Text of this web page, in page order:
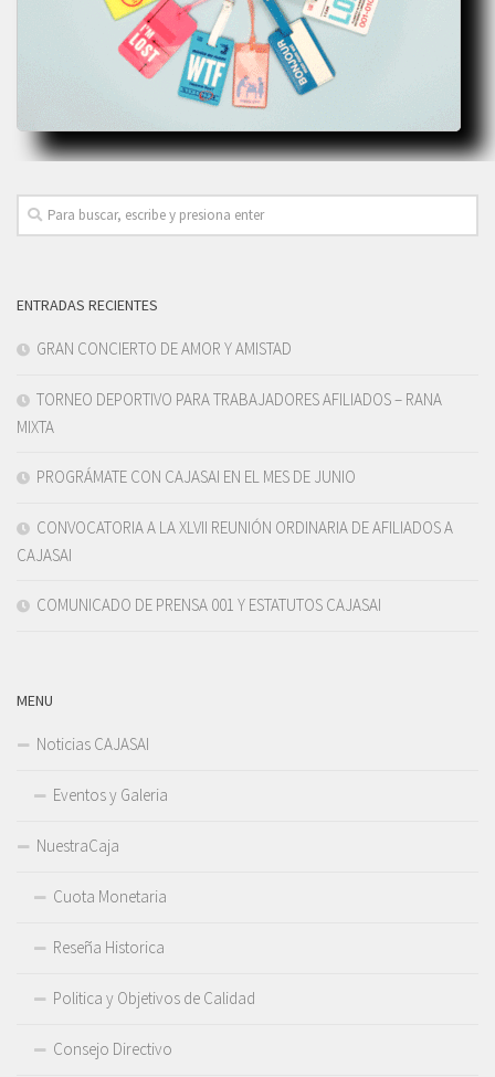
ENTRADAS RECIENTES
GRAN CONCIERTO DE AMOR Y AMISTAD
TORNEO DEPORTIVO PARA TRABAJADORES AFILIADOS – RANA
MIXTA
PROGRÁMATE CON CAJASAI EN EL MES DE JUNIO
CONVOCATORIA A LA XLVII REUNIÓN ORDINARIA DE AFILIADOS A
CAJASAI
COMUNICADO DE PRENSA 001 Y ESTATUTOS CAJASAI
MENU
Noticias CAJASAI
Eventos y Galeria
NuestraCaja
Cuota Monetaria
Reseña Historica
Politica y Objetivos de Calidad
Consejo Directivo